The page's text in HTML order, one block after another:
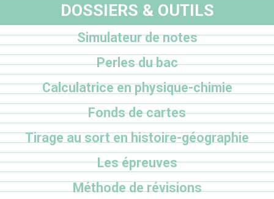
DOSSIERS & OUTILS
Simulateur de notes
Perles du bac
Calculatrice en physique-chimie
Fonds de cartes
Tirage au sort en histoire-géographie
Les épreuves
Méthode de révisions